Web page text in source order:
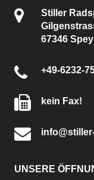
Stiller
67346
+49-6232-
kein Fax!
UNSERE